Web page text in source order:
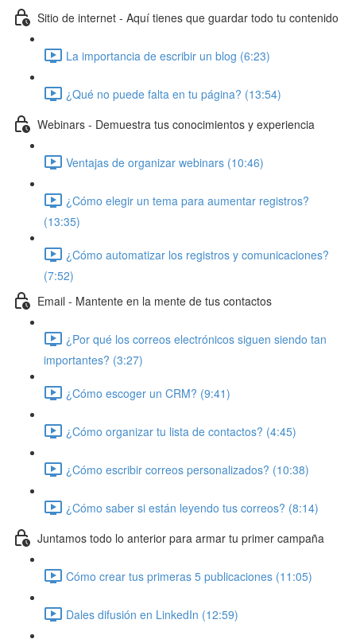
Sitio de internet - Aquí tienes que guardar todo tu contenido
La importancia de escribir un blog (6:23)
¿Qué no puede falta en tu página? (13:54)
Webinars - Demuestra tus conocimientos y experiencia
Ventajas de organizar webinars (10:46)
¿Cómo elegir un tema para aumentar registros?
(13:35)
¿Cómo automatizar los registros y comunicaciones?
(7:52)
Email - Mantente en la mente de tus contactos
¿Por qué los correos electrónicos siguen siendo tan
importantes? (3:27)
¿Cómo escoger un CRM? (9:41)
¿Cómo organizar tu lista de contactos? (4:45)
¿Cómo escribir correos personalizados? (10:38)
¿Cómo saber si están leyendo tus correos? (8:14)
Juntamos todo lo anterior para armar tu primer campaña
Cómo crear tus primeras 5 publicaciones (11:05)
Dales difusión en LinkedIn (12:59)